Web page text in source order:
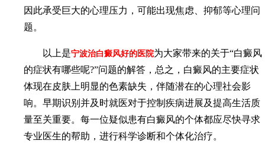
因此承受巨大的心理压力，可能出现焦虑、抑郁等心理问
题。
以上是宁波治白癜风好的医院为大家带来的关于“白癜风
的症状有哪些呢?”问题的解答，总之，白癜风的主要症状
体现在皮肤上明显的色素缺失，伴随潜在的心理社会影
响。早期识别并及时就医对于控制疾病进展及提高生活质
量至关重要。每一位疑似患有白癜风的个体都应尽快寻求
专业医生的帮助，进行科学诊断和个体化治疗。